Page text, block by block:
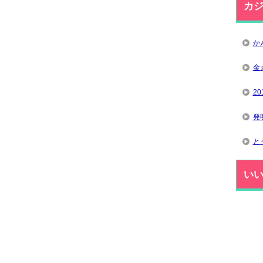
カ
か
金
発
と
い